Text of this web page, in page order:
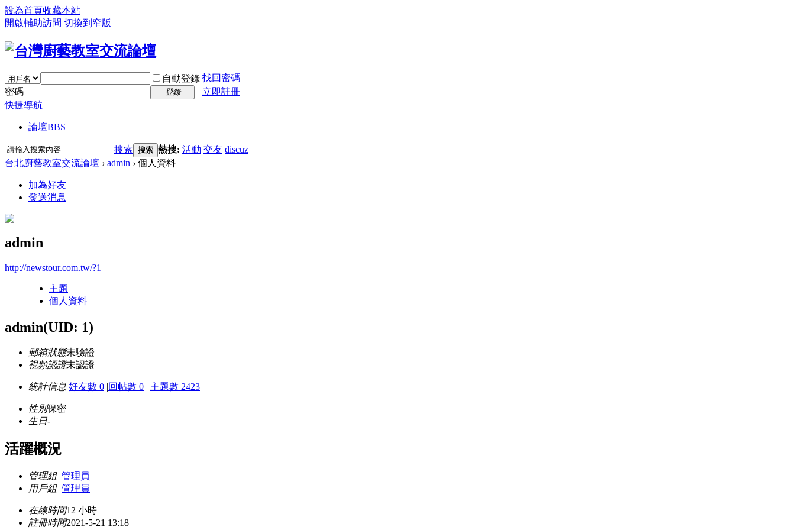
設為首頁收藏本站
開啟輔助訪問 切換到窄版
自動登錄 找回密碼
密碼
登錄
立即註冊
快捷導航
論壇BBS
搜索 搜索 熱搜: 活動 交友 discuz
台北廚藝教室交流論壇 › admin › 個人資料
加為好友
發送消息
admin
http://newstour.com.tw/?1
主題
個人資料
admin(UID: 1)
郵箱狀態未驗證
視頻認證未認證
統計信息 好友數 0 |回帖數 0 | 主題數 2423
性別保密
生日-
活躍概況
管理組 管理員
用戶組 管理員
在線時間12 小時
註冊時間2021-5-21 13:18